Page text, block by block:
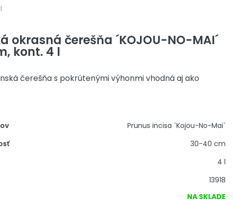
okrasná čerešňa ´KOJOU-NO-MAI´
kont. 4 l
čerešňa s pokrútenými výhonmi vhodná aj ako
Prunus incisa ´Kojou-No-Mai´
30-40 cm
4 l
13918
NA SKLADE